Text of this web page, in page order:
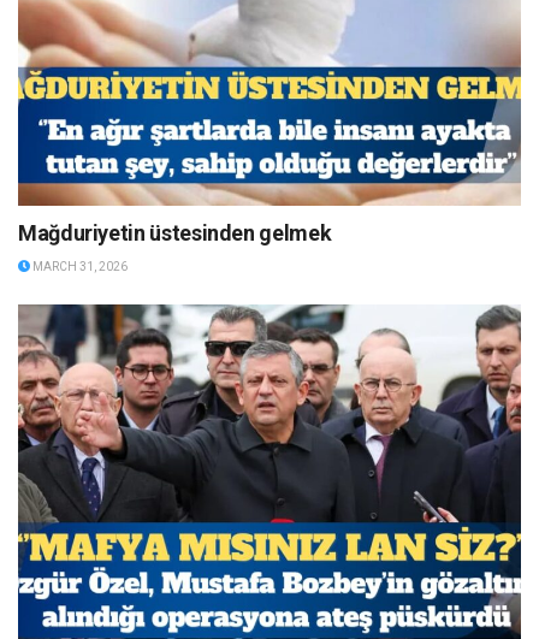
Mağduriyetin üstesinden gelmek
MARCH 31, 2026